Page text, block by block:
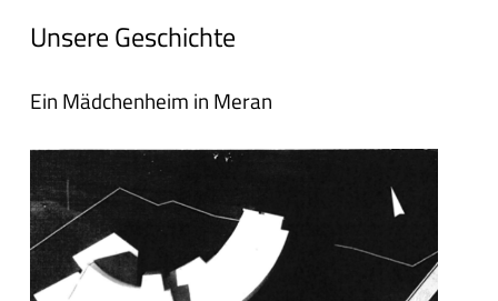
Unsere Geschichte
Ein Mädchenheim in Meran